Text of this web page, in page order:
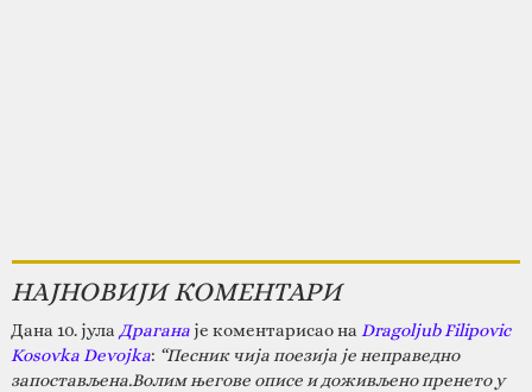
НАЈНОВИЈИ КОМЕНТАРИ
Дана 10. јула Драганаје коментарисао на Dragoljub Filipovic
Kosovka Devojka: “Песник чија поезија је неправедно
запостављена.Волим његове описе и доживљено пренето у